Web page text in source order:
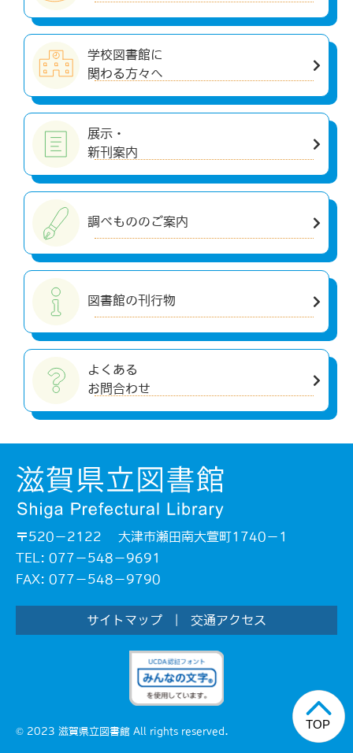
学校図書館に
関わる方々へ
展示・
新刊案内
調べもののご案内
図書館の刊行物
よくある
お問合わせ
〒520－2122 大津市瀬田南大萱町1740－1
TEL: 077－548－9691
FAX: 077－548－9790
サイトマップ 交通アクセス
© 2023 滋賀県立図書館 All rights reserved.